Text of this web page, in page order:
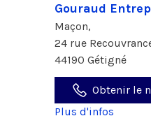
Gouraud
Maçon,
24 rue
44190 Gétigné
Obtenir le
Plus d'infos